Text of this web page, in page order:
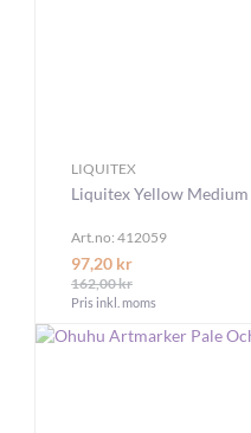
LIQUITEX
Liquitex Yellow
Art.no: 412059
97,20 kr
162,00 kr
Pris inkl. moms